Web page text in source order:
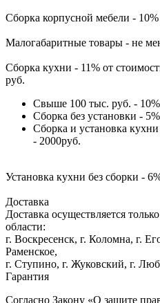
Сборка корпусной мебели -
Малогабаритные товары - не
Сборка кухни - 11% от
руб.
Свыше 100 тыс. руб. - 10%
Сборка без установки - 5%
Сборка и установка
- 2000руб.
Установка кухни без сборки -
Доставка
Доставка осуществляется
области:
г. Воскресенск, г. Коломна, г.
Раменское,
г. Ступино, г. Жуковский, г.
Гарантия
Согласно Закону «О защите